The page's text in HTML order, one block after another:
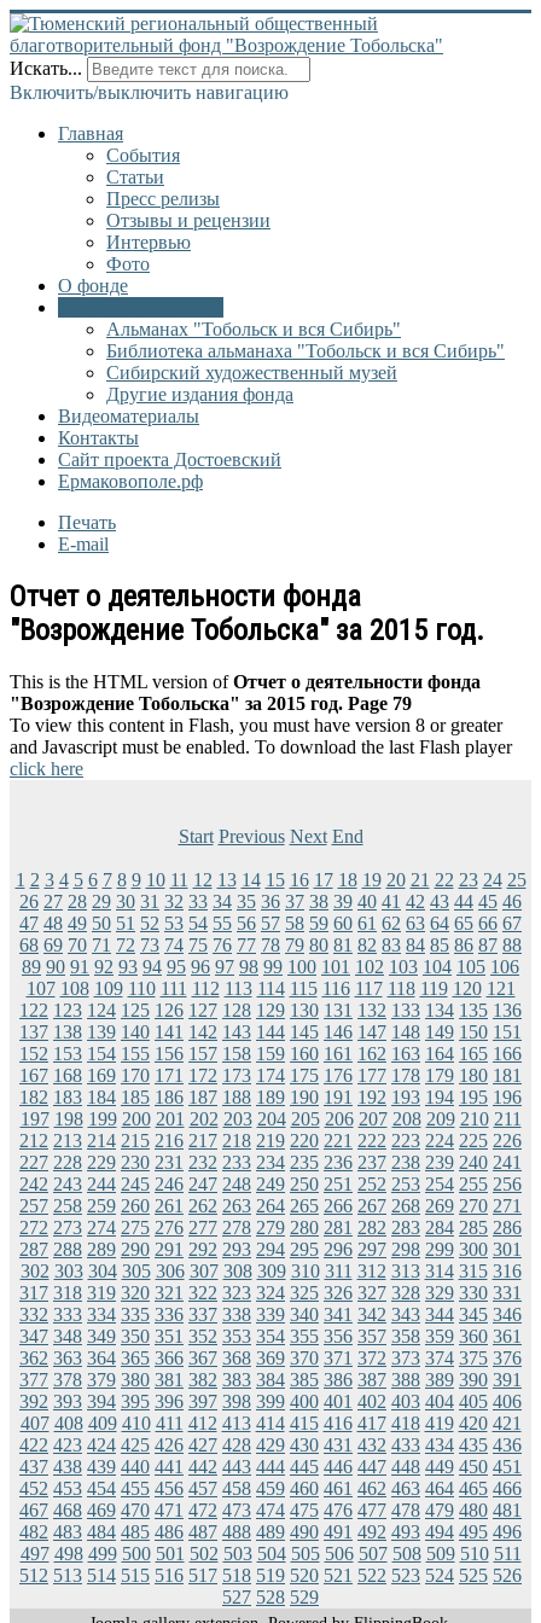
Искать...
Включить/выключить навигацию
Главная
События
Статьи
Пресс релизы
Отзывы и рецензии
Интервью
Фото
О фонде
Альманах "Тобольск и вся Сибирь"
Библиотека альманаха "Тобольск и вся Сибирь"
Сибирский художественный музей
Другие издания фонда
Видеоматериалы
Контакты
Сайт проекта Достоевский
Ермаковополе.рф
Печать
E-mail
Отчет о деятельности фонда
"Возрождение Тобольска" за 2015 год.
This is the HTML version ofОтчет о деятельности фонда
"Возрождение Тобольска" за 2015 год. Page 79
To view this content in Flash, you must have version 8 or greater
and Javascript must be enabled. To download the last Flash player
click here
Start Previous Next End
1 2 3 4 5 6 7 8 9 10 11 12 13 14 15 16 17 18 19 20 21 22 23 24 25
26 27 28 29 30 31 32 33 34 35 36 37 38 39 40 41 42 43 44 45 46
47 48 49 50 51 52 53 54 55 56 57 58 59 60 61 62 63 64 65 66 67
68 69 70 71 72 73 74 75 76 77 78 79 80 81 82 83 84 85 86 87 88
89 90 91 92 93 94 95 96 97 98 99 100 101 102 103 104 105 106
107 108 109 110 111 112 113 114 115 116 117 118 119 120 121
122 123 124 125 126 127 128 129 130 131 132 133 134 135 136
137 138 139 140 141 142 143 144 145 146 147 148 149 150 151
152 153 154 155 156 157 158 159 160 161 162 163 164 165 166
167 168 169 170 171 172 173 174 175 176 177 178 179 180 181
182 183 184 185 186 187 188 189 190 191 192 193 194 195 196
197 198 199 200 201 202 203 204 205 206 207 208 209 210 211
212 213 214 215 216 217 218 219 220 221 222 223 224 225 226
227 228 229 230 231 232 233 234 235 236 237 238 239 240 241
242 243 244 245 246 247 248 249 250 251 252 253 254 255 256
257 258 259 260 261 262 263 264 265 266 267 268 269 270 271
272 273 274 275 276 277 278 279 280 281 282 283 284 285 286
287 288 289 290 291 292 293 294 295 296 297 298 299 300 301
302 303 304 305 306 307 308 309 310 311 312 313 314 315 316
317 318 319 320 321 322 323 324 325 326 327 328 329 330 331
332 333 334 335 336 337 338 339 340 341 342 343 344 345 346
347 348 349 350 351 352 353 354 355 356 357 358 359 360 361
362 363 364 365 366 367 368 369 370 371 372 373 374 375 376
377 378 379 380 381 382 383 384 385 386 387 388 389 390 391
392 393 394 395 396 397 398 399 400 401 402 403 404 405 406
407 408 409 410 411 412 413 414 415 416 417 418 419 420 421
422 423 424 425 426 427 428 429 430 431 432 433 434 435 436
437 438 439 440 441 442 443 444 445 446 447 448 449 450 451
452 453 454 455 456 457 458 459 460 461 462 463 464 465 466
467 468 469 470 471 472 473 474 475 476 477 478 479 480 481
482 483 484 485 486 487 488 489 490 491 492 493 494 495 496
497 498 499 500 501 502 503 504 505 506 507 508 509 510 511
512 513 514 515 516 517 518 519 520 521 522 523 524 525 526
527 528 529